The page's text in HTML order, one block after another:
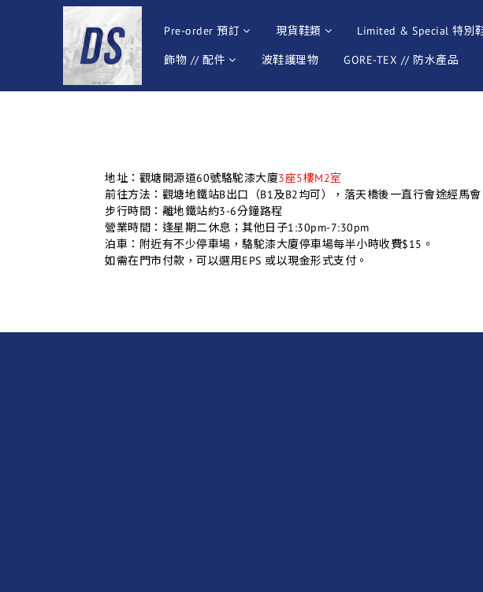
Pre-order 預訂 現貨鞋類 Limited & Special 特別
飾物 // 配件 波鞋護理物 GORE-TEX // 防水產品
地址：觀塘開源道60號駱駝漆大廈3座5樓M2室
前往方法：觀塘地鐵站B出口（B1及B2均可），落天橋後一直行會途經馬
步行時間：離地鐵站約3-6分鐘路程
營業時間：逢星期二休息；其他日子1:30pm-7:30pm
泊車：附近有不少停車場，駱駝漆大廈停車場每半小時收費$15。
如需在門市付款，可以選用EPS 或以現金形式支付。